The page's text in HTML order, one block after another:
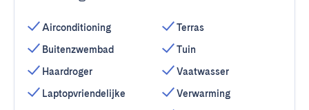
Airconditioning
Buitenzwembad
Haardroger
Laptopvriendelijke
Terras
Tuin
Vaatwasser
Verwarming